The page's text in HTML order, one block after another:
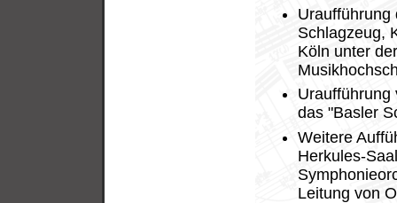
Uraufführung
Schlagzeug,
Köln unter
Uraufführung
das "Basler
Weitere
Herkules-
Leitung von